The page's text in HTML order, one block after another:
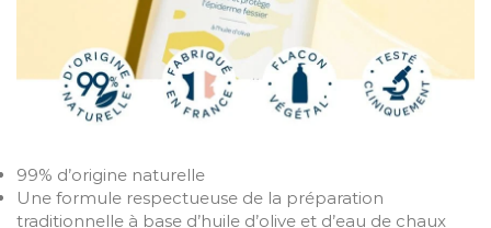
99% d’origine naturelle
Une formule respectueuse de la préparation
traditionnelle à base d’huile d’olive et d’eau de chaux